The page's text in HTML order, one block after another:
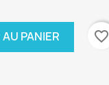
PANIER
favorite_border